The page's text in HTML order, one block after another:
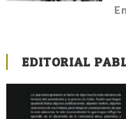
EDITORIAL